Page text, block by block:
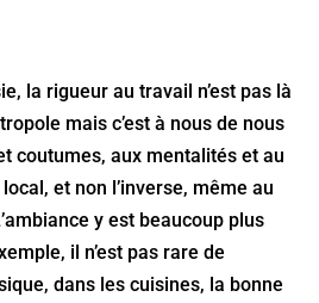
la rigueur au travail n’est pas là
mais c’est à nous de nous
coutumes, aux mentalités et au
et non l’inverse, même au
y est beaucoup plus
il n’est pas rare de
dans les cuisines, la bonne